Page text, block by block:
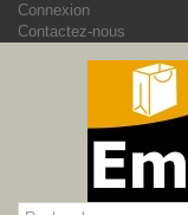
Connexion
Contactez-nous